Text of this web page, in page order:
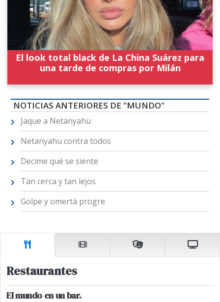
El look total black de La China Suárez para
una tarde de compras por Milán
NOTICIAS ANTERIORES DE "MUNDO"
Jaque a Netanyahu
Netanyahu contra todos
Decime qué se siente
Tan cerca y tan lejos
Golpe y omertá progre
Restaurantes
El mundo en un bar.